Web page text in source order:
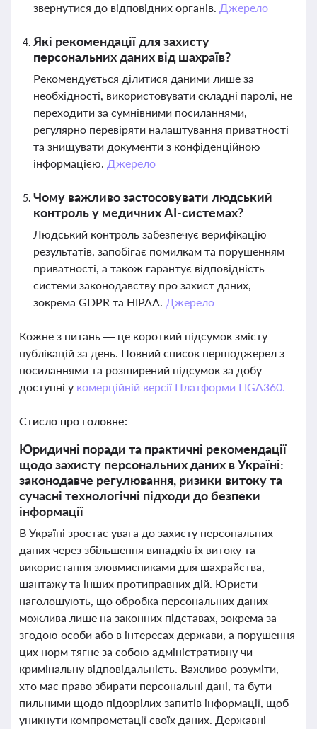
звернутися до відповідних органів. Джерело
Які рекомендації для захисту
персональних даних від шахраїв?
Рекомендується ділитися даними лише за
необхідності, використовувати складні паролі, не
переходити за сумнівними посиланнями,
регулярно перевіряти налаштування приватності
та знищувати документи з конфіденційною
інформацією. Джерело
Чому важливо застосовувати людський
контроль у медичних AI-системах?
Людський контроль забезпечує верифікацію
результатів, запобігає помилкам та порушенням
приватності, а також гарантує відповідність
системи законодавству про захист даних,
зокрема GDPR та HIPAA. Джерело
Кожне з питань — це короткий підсумок змісту
публікацій за день. Повний список першоджерел з
посиланнями та розширений підсумок за добу
доступні у комерційній версії Платформи LIGA360.
Стисло про головне:
Юридичні поради та практичні рекомендації
щодо захисту персональних даних в Україні:
законодавче регулювання, ризики витоку та
сучасні технологічні підходи до безпеки
інформації
В Україні зростає увага до захисту персональних
даних через збільшення випадків їх витоку та
використання зловмисниками для шахрайства,
шантажу та інших протиправних дій. Юристи
наголошують, що обробка персональних даних
можлива лише на законних підставах, зокрема за
згодою особи або в інтересах держави, а порушення
цих норм тягне за собою адміністративну чи
кримінальну відповідальність. Важливо розуміти,
хто має право збирати персональні дані, та бути
пильними щодо підозрілих запитів інформації, щоб
уникнути компрометації своїх даних. Державні